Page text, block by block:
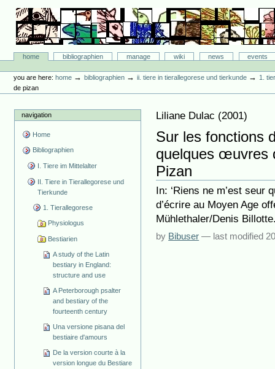
content.
navigation
Bibliographie-Portal
Sectionshome bibliographien manage wiki news
events
tools
you are here: home →bibliographien →ii. tiere in tierallegorese und tierkunde →1.
de pizan
navigation
Home
Bibliographien
I. Tiere im Mittelalter
II. Tiere in Tierallegorese und
Tierkunde
1. Tierallegorese
Physiologus
Bestiarien
A study of the Latin
bestiary in England:
structure and use
A Peterborough psalter
and bestiary of the
fourteenth century
Una versione pisana del
bestiaire d'amours
De la version courte à la
version longue du Bestiare
Liliane Dulac (2001)
Sur les fonctions
quelques œuvres
Pizan
In: ‘Riens ne m’est seur
d’écrire au Moyen Age
Mühlethaler/Denis
by Bibuser — last modified